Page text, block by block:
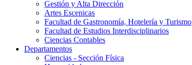
Gestión y Alta Dirección
Artes Escenicas
Facultad de Gastronomía, Hotelería y Turismo
Facultad de Estudios Interdisciplinarios
Ciencias Contables
Departamentos
Ciencias - Sección Física